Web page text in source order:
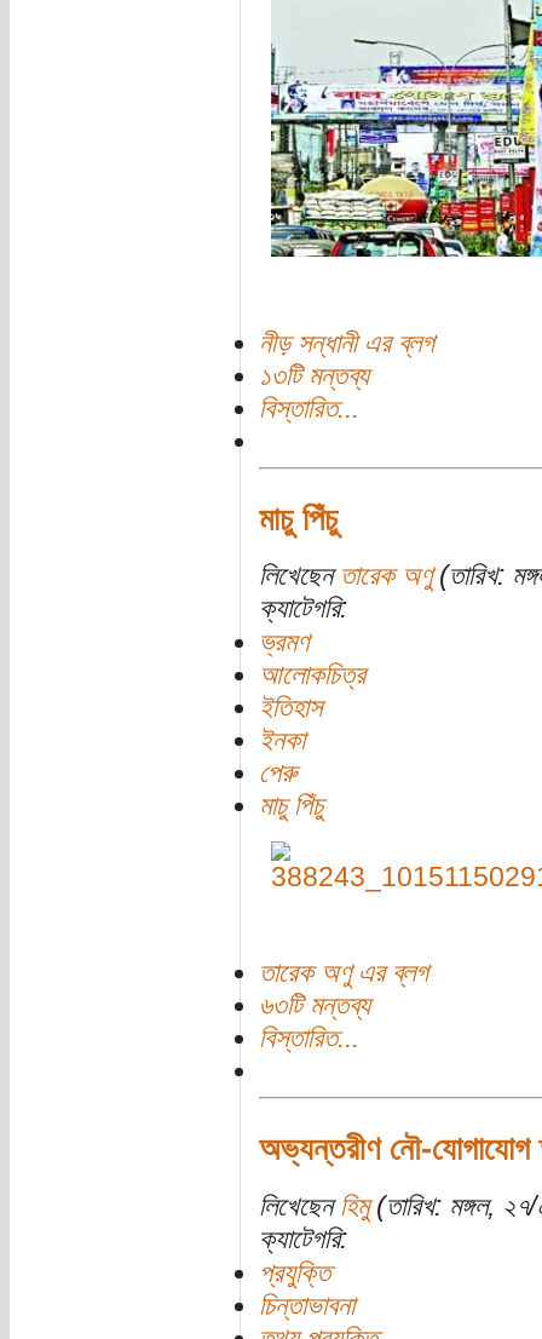
নীড় সন্ধানী এর ব্লগ
১৩টি মন্তব্য
বিস্তারিত...
মাচু পিঁচু
লিখেছেন তারেক অণু(তারিখ:
ক্যাটেগরি:
ভ্রমণ
আলোকচিত্র
ইতিহাস
ইনকা
পেরু
মাচু পিঁচু
তারেক অণু এর ব্লগ
৬৩টি মন্তব্য
বিস্তারিত...
অভ্যন্তরীণ নৌ-যোগাযোগ
লিখেছেনহিমু(তারিখ: মঙ্গল,
ক্যাটেগরি:
প্রযুক্তি
চিন্তাভাবনা